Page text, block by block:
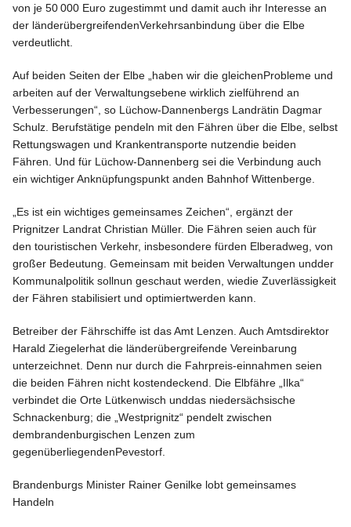
von je 50 000 Euro zugestimmt und damit auch ihr Interesse an
der länderübergreifendenVerkehrsanbindung über die Elbe
verdeutlicht.
Auf beiden Seiten der Elbe „haben wir die gleichenProbleme und
arbeiten auf der Verwaltungsebene wirklich zielführend an
Verbesserungen“, so Lüchow-Dannenbergs Landrätin Dagmar
Schulz. Berufstätige pendeln mit den Fähren über die Elbe, selbst
Rettungswagen und Krankentransporte nutzendie beiden
Fähren. Und für Lüchow-Dannenberg sei die Verbindung auch
ein wichtiger Anknüpfungspunkt anden Bahnhof Wittenberge.
„Es ist ein wichtiges gemeinsames Zeichen“, ergänzt der
Prignitzer Landrat Christian Müller. Die Fähren seien auch für
den touristischen Verkehr, insbesondere fürden Elberadweg, von
großer Bedeutung. Gemeinsam mit beiden Verwaltungen undder
Kommunalpolitik sollnun geschaut werden, wiedie Zuverlässigkeit
der Fähren stabilisiert und optimiertwerden kann.
Betreiber der Fährschiffe ist das Amt Lenzen. Auch Amtsdirektor
Harald Ziegelerhat die länderübergreifende Vereinbarung
unterzeichnet. Denn nur durch die Fahrpreis-einnahmen seien
die beiden Fähren nicht kostendeckend. Die Elbfähre „Ilka“
verbindet die Orte Lütkenwisch unddas niedersächsische
Schnackenburg; die „Westprignitz“ pendelt zwischen
dembrandenburgischen Lenzen zum
gegenüberliegendenPevestorf.
Brandenburgs Minister Rainer Genilke lobt gemeinsames
Handeln